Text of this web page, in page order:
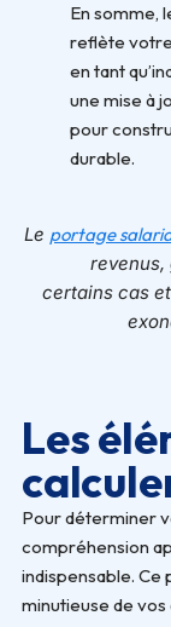
En somme,
reflète
en tant
une mise à
pour
durable.
Le portage
revenus,
certains cas
Les
Pour déterminer
compréhension
indispensable. Ce
minutieuse de